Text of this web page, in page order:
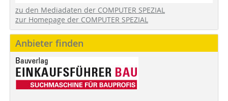
zu den Mediadaten der COMPUTER SPEZIAL
zur Homepage der COMPUTER SPEZIAL
Anbieter finden